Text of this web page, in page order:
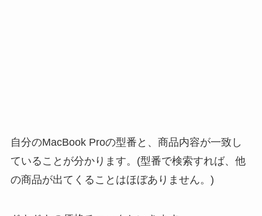
自分のMacBook Proの型番と、商品内容が一致し
ていることが分かります。(型番で検索すれば、他
の商品が出てくることはほぼありません。)